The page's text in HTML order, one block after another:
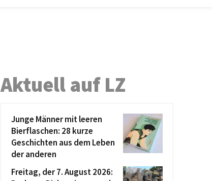
Aktuell auf LZ
Junge Männer mit leeren
Bierflaschen: 28 kurze
Geschichten aus dem Leben
der anderen
Freitag, der 7. August 2026: